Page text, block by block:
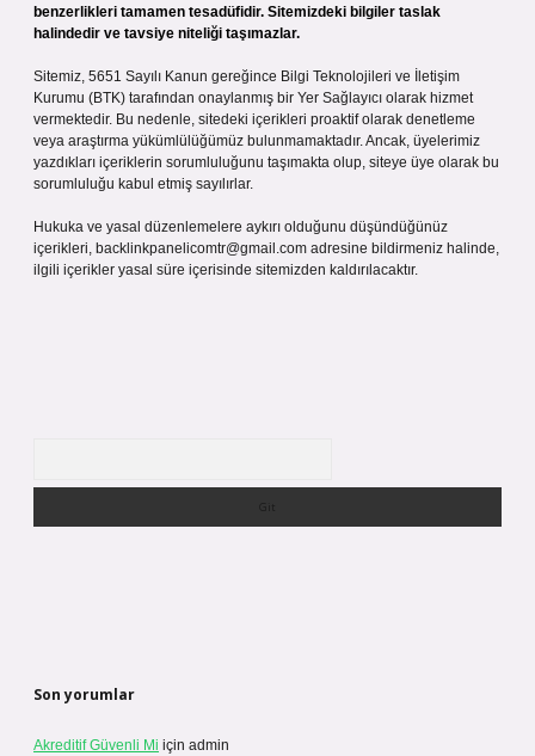
benzerlikleri tamamen tesadüfidir. Sitemizdeki bilgiler taslak
halindedir ve tavsiye niteliği taşımazlar.
Sitemiz, 5651 Sayılı Kanun gereğince Bilgi Teknolojileri ve İletişim
Kurumu (BTK) tarafından onaylanmış bir Yer Sağlayıcı olarak hizmet
vermektedir. Bu nedenle, sitedeki içerikleri proaktif olarak denetleme
veya araştırma yükümlülüğümüz bulunmamaktadır. Ancak, üyelerimiz
yazdıkları içeriklerin sorumluluğunu taşımakta olup, siteye üye olarak bu
sorumluluğu kabul etmiş sayılırlar.
Hukuka ve yasal düzenlemelere aykırı olduğunu düşündüğünüz
içerikleri, backlinkpanelicomtr@gmail.com adresine bildirmeniz halinde,
ilgili içerikler yasal süre içerisinde sitemizden kaldırılacaktır.
Son yorumlar
Akreditif Güvenli Mi için admin